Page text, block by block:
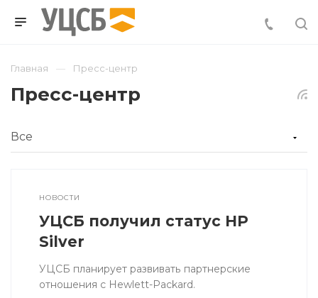
Главная Пресс-центр
Пресс-центр
НОВОСТИ
УЦСБ получил статус HP
Silver
УЦСБ планирует развивать партнерские
отношения с Hewlett-Packard.